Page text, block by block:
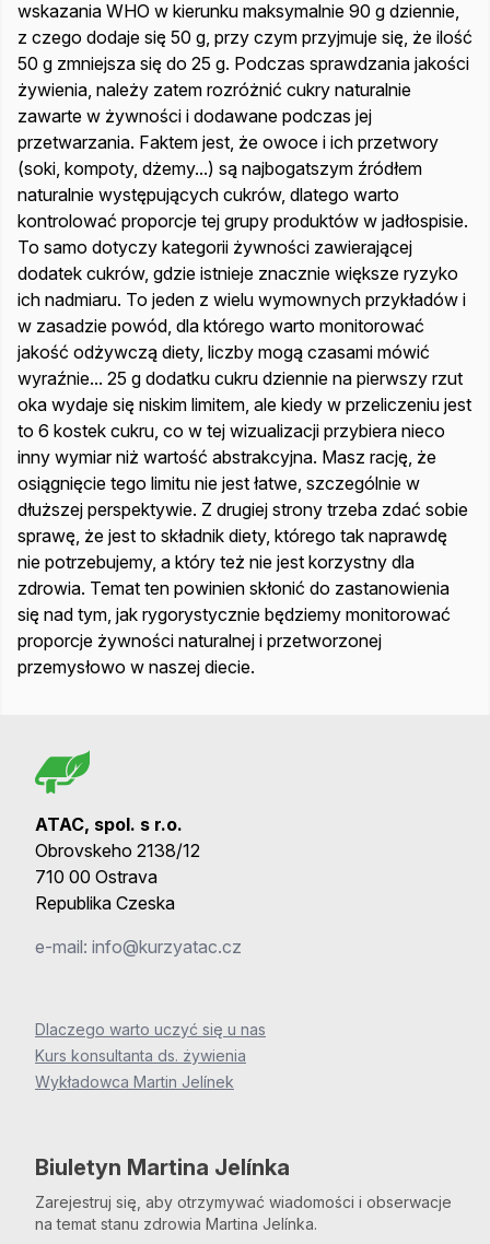
wskazania WHO w kierunku maksymalnie 90 g dziennie,
z czego dodaje się 50 g, przy czym przyjmuje się, że ilość
50 g zmniejsza się do 25 g. Podczas sprawdzania jakości
żywienia, należy zatem rozróżnić cukry naturalnie
zawarte w żywności i dodawane podczas jej
przetwarzania. Faktem jest, że owoce i ich przetwory
(soki, kompoty, dżemy...) są najbogatszym źródłem
naturalnie występujących cukrów, dlatego warto
kontrolować proporcje tej grupy produktów w jadłospisie.
To samo dotyczy kategorii żywności zawierającej
dodatek cukrów, gdzie istnieje znacznie większe ryzyko
ich nadmiaru. To jeden z wielu wymownych przykładów i
w zasadzie powód, dla którego warto monitorować
jakość odżywczą diety, liczby mogą czasami mówić
wyraźnie... 25 g dodatku cukru dziennie na pierwszy rzut
oka wydaje się niskim limitem, ale kiedy w przeliczeniu jest
to 6 kostek cukru, co w tej wizualizacji przybiera nieco
inny wymiar niż wartość abstrakcyjna. Masz rację, że
osiągnięcie tego limitu nie jest łatwe, szczególnie w
dłuższej perspektywie. Z drugiej strony trzeba zdać sobie
sprawę, że jest to składnik diety, którego tak naprawdę
nie potrzebujemy, a który też nie jest korzystny dla
zdrowia. Temat ten powinien skłonić do zastanowienia
się nad tym, jak rygorystycznie będziemy monitorować
proporcje żywności naturalnej i przetworzonej
przemysłowo w naszej diecie.
ATAC, spol. s r.o.
Obrovskeho 2138/12
710 00 Ostrava
Republika Czeska
e-mail: info@kurzyatac.cz
Dlaczego warto uczyć się u nas
Kurs konsultanta ds. żywienia
Wykładowca Martin Jelínek
Biuletyn Martina Jelínka
Zarejestruj się, aby otrzymywać wiadomości i obserwacje
na temat stanu zdrowia Martina Jelínka.